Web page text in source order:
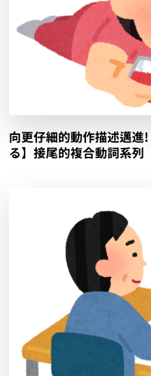
向更仔細的動作描述邁
る】接尾的複合動詞系列